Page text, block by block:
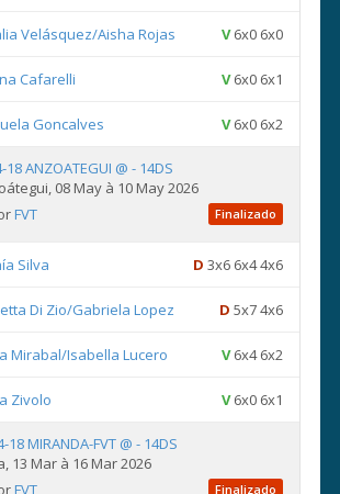
Velásquez/Aisha Rojas V6x0 6x0
Cafarelli V6x0 6x1
Goncalves V6x0 6x2
18 ANZOATEGUI @ - 14DS
08 May à 10 May 2026
FVT Finalizado
Silva D 3x6 6x4 4x6
Di Zio/Gabriela Lopez D 5x7 4x6
Mirabal/Isabella Lucero V6x4 6x2
Zivolo V6x0 6x1
18 MIRANDA-FVT @ - 14DS
13 Mar à 16 Mar 2026
FVT Finalizado